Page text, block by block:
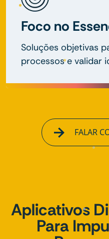
Foco no
Soluções objetivas
processos e validar
FALAR
Aplicativos
Para